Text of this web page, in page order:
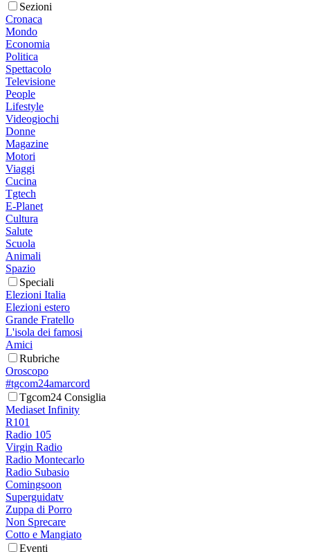
Sezioni
Cronaca
Mondo
Economia
Politica
Spettacolo
Televisione
People
Lifestyle
Videogiochi
Donne
Magazine
Motori
Viaggi
Cucina
Tgtech
E-Planet
Cultura
Salute
Scuola
Animali
Spazio
Speciali
Elezioni Italia
Elezioni estero
Grande Fratello
L'isola dei famosi
Amici
Rubriche
Oroscopo
#tgcom24amarcord
Tgcom24 Consiglia
Mediaset Infinity
R101
Radio 105
Virgin Radio
Radio Montecarlo
Radio Subasio
Comingsoon
Superguidatv
Zuppa di Porro
Non Sprecare
Cotto e Mangiato
Eventi